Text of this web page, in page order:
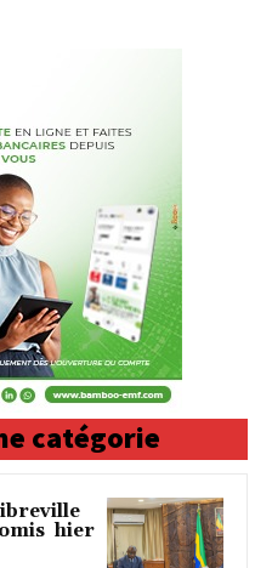
catégorie
hier